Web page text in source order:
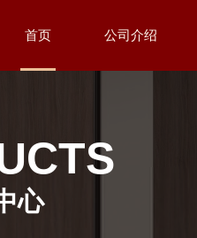
首页 公司介绍
心